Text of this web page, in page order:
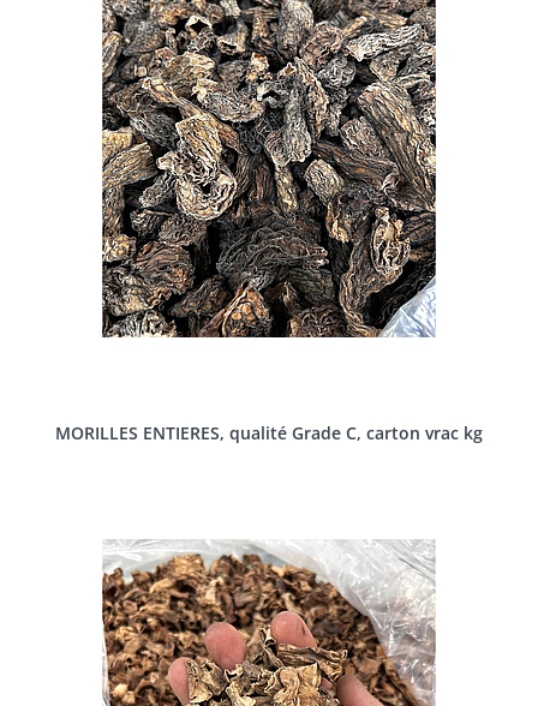
MORILLES ENTIERES, qualité Grade C, carton vrac kg